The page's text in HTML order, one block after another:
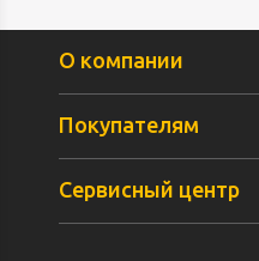
О компании
Покупателям
Сервисный центр